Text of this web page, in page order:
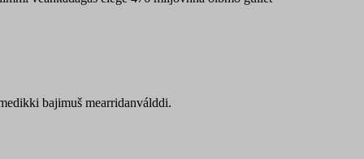
bajimuš mearridanválddi.